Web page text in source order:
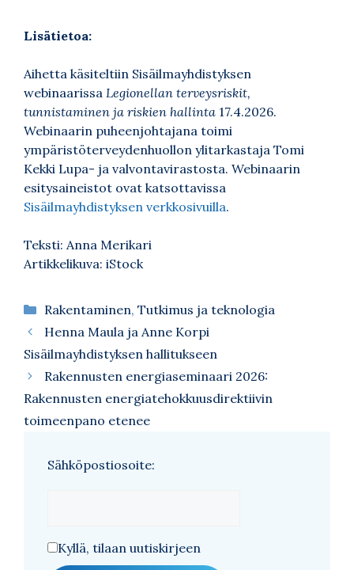
Lisätietoa:
Aihetta käsiteltiin Sisäilmayhdistyksen
webinaarissa Legionellan terveysriskit,
tunnistaminen ja riskien hallinta 17.4.2026.
Webinaarin puheenjohtajana toimi
ympäristöterveydenhuollon ylitarkastaja Tomi
Kekki Lupa- ja valvontavirastosta. Webinaarin
esitysaineistot ovat katsottavissa
Sisäilmayhdistyksen verkkosivuilla.
Teksti: Anna Merikari
Artikkelikuva: iStock
Kategoriat
Rakentaminen, Tutkimus ja teknologia
Henna Maula ja Anne Korpi
Sisäilmayhdistyksen hallitukseen
Rakennusten energiaseminaari 2026:
Rakennusten energiatehokkuusdirektiivin
toimeenpano etenee
Sähköpostiosoite:
Kyllä, tilaan uutiskirjeen